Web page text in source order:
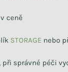
ceně
STORAGE nebo
při správné péči